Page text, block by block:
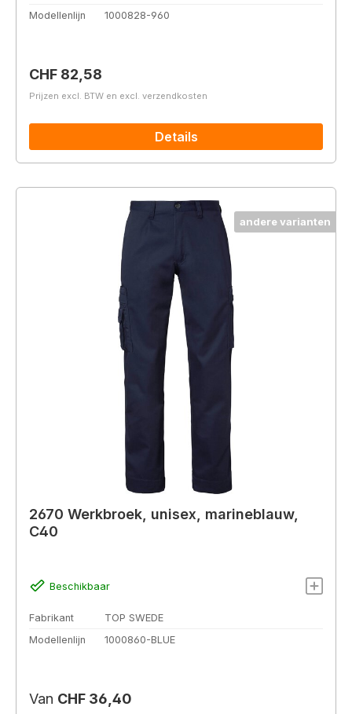
Modellenlijn
1000828-960
Normale prijs:
CHF 82,58
Prijzen excl. BTW en excl. verzendkosten
Details
andere varianten
2670 Werkbroek, unisex, marineblauw,
C40
Beschikbaar
Fabrikant
TOP SWEDE
Modellenlijn
1000860-BLUE
Normale prijs:
Van CHF 36,40